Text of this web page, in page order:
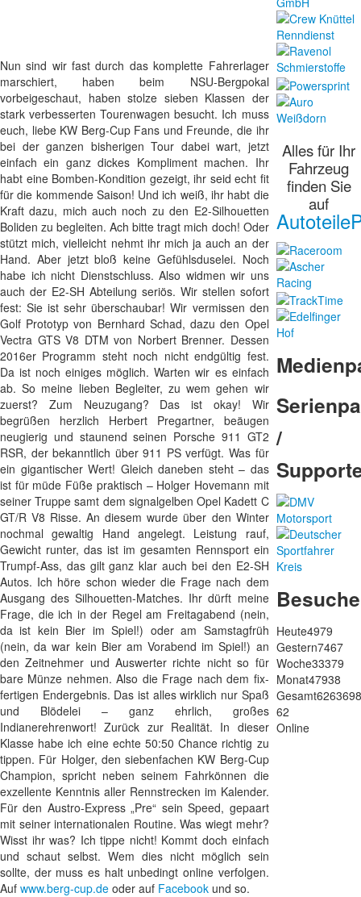
Nun sind wir fast durch das komplette Fahrerlager
marschiert, haben beim NSU-Bergpokal
vorbeigeschaut, haben stolze sieben Klassen der
stark verbesserten Tourenwagen besucht. Ich muss
euch, liebe KW Berg-Cup Fans und Freunde, die ihr
bei der ganzen bisherigen Tour dabei wart, jetzt
einfach ein ganz dickes Kompliment machen. Ihr
habt eine Bomben-Kondition gezeigt, ihr seid echt fit
für die kommende Saison! Und ich weiß, ihr habt die
Kraft dazu, mich auch noch zu den E2-Silhouetten
Boliden zu begleiten. Ach bitte tragt mich doch! Oder
stützt mich, vielleicht nehmt ihr mich ja auch an der
Hand. Aber jetzt bloß keine Gefühlsduselei. Noch
habe ich nicht Dienstschluss. Also widmen wir uns
auch der E2-SH Abteilung seriös. Wir stellen sofort
fest: Sie ist sehr überschaubar! Wir vermissen den
Golf Prototyp von Bernhard Schad, dazu den Opel
Vectra GTS V8 DTM von Norbert Brenner. Dessen
2016er Programm steht noch nicht endgültig fest.
Da ist noch einiges möglich. Warten wir es einfach
ab. So meine lieben Begleiter, zu wem gehen wir
zuerst? Zum Neuzugang? Das ist okay! Wir
begrüßen herzlich Herbert Pregartner, beäugen
neugierig und staunend seinen Porsche 911 GT2
RSR, der bekanntlich über 911 PS verfügt. Was für
ein gigantischer Wert! Gleich daneben steht – das
ist für müde Füße praktisch – Holger Hovemann mit
seiner Truppe samt dem signalgelben Opel Kadett C
GT/R V8 Risse. An diesem wurde über den Winter
nochmal gewaltig Hand angelegt. Leistung rauf,
Gewicht runter, das ist im gesamten Rennsport ein
Trumpf-Ass, das gilt ganz klar auch bei den E2-SH
Autos. Ich höre schon wieder die Frage nach dem
Ausgang des Silhouetten-Matches. Ihr dürft meine
Frage, die ich in der Regel am Freitagabend (nein,
da ist kein Bier im Spiel!) oder am Samstagfrüh
(nein, da war kein Bier am Vorabend im Spiel!) an
den Zeitnehmer und Auswerter richte nicht so für
bare Münze nehmen. Also die Frage nach dem fix-
fertigen Endergebnis. Das ist alles wirklich nur Spaß
und Blödelei – ganz ehrlich, großes
Indianerehrenwort! Zurück zur Realität. In dieser
Klasse habe ich eine echte 50:50 Chance richtig zu
tippen. Für Holger, den siebenfachen KW Berg-Cup
Champion, spricht neben seinem Fahrkönnen die
exzellente Kenntnis aller Rennstrecken im Kalender.
Für den Austro-Express „Pre“ sein Speed, gepaart
mit seiner internationalen Routine. Was wiegt mehr?
Wisst ihr was? Ich tippe nicht! Kommt doch einfach
und schaut selbst. Wem dies nicht möglich sein
sollte, der muss es halt unbedingt online verfolgen.
Auf www.berg-cup.de oder auf Facebook und so.
Alles für Ihr
Fahrzeug
finden Sie
auf
/
Heute4979
Gestern7467
Woche33379
Monat47938
Gesamt
62
Online